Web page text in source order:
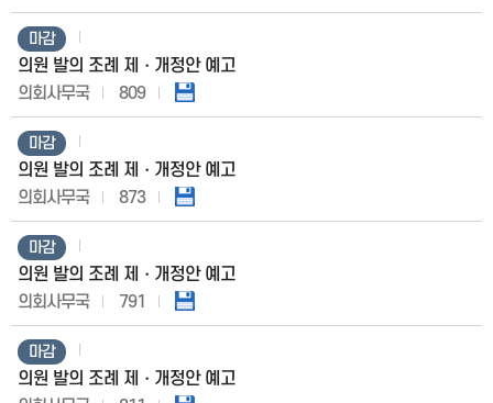
마감
의원 발의 조례 제・개정안 예고
의회사무국
809
마감
의원 발의 조례 제・개정안 예고
의회사무국
873
마감
의원 발의 조례 제・개정안 예고
의회사무국
791
마감
의원 발의 조례 제・개정안 예고